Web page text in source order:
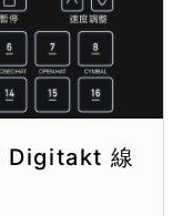
Digitakt 線